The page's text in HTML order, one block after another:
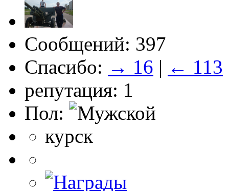
Сообщений: 397
Спасибо: → 16 | ← 113
репутация: 1
Пол:
курск